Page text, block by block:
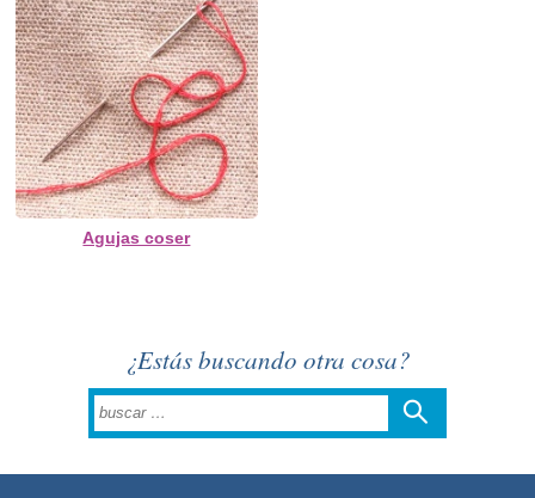
Agujas coser
¿Estás buscando otra cosa?